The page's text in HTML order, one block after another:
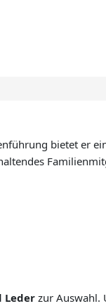
bietet er
Leder zur Auswahl.